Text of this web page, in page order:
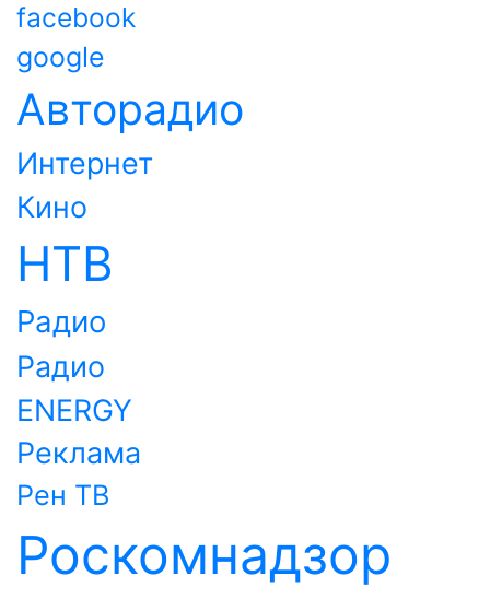
facebook
google
Авторадио
Интернет
Кино
НТВ
Радио
Радио
ENERGY
Реклама
Рен ТВ
Роскомнадзор